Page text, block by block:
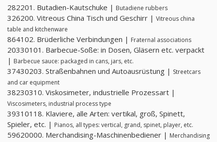
282201. Butadien-Kautschuke | Butadiene rubbers
326200. Vitreous China Tisch und Geschirr | Vitreous china
table and kitchenware
864102. Brüderliche Verbindungen | Fraternal associations
20330101. Barbecue-Soße: in Dosen, Gläsern etc. verpackt
| Barbecue sauce: packaged in cans, jars, etc.
37430203. Straßenbahnen und Autoausrüstung | Streetcars
and car equipment
38230310. Viskosimeter, industrielle Prozessart |
Viscosimeters, industrial process type
39310118. Klaviere, alle Arten: vertikal, groß, Spinett,
Spieler, etc. | Pianos, all types: vertical, grand, spinet, player, etc.
59620000. Merchandising-Maschinenbediener | Merchandising